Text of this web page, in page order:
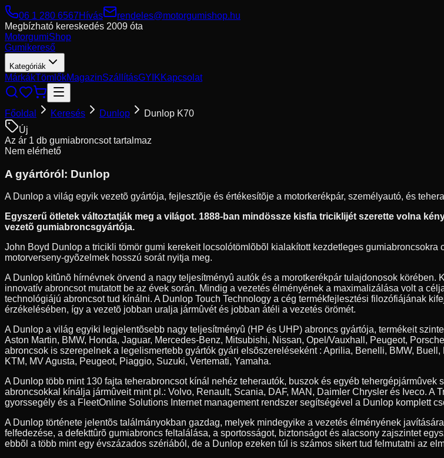
06 1 280 6567Hívás
rendeles@motorgumishop.hu
Megbízható kereskedés 2009 óta
MotorgumiShop
Gumikereső
Kategóriák
MárkákTömlőkMagazinSzállításGYIKKapcsolat
Főoldal Keresés Dunlop
Dunlop K70
Új
Az ár 1 db gumiabroncsot tartalmaz
Nem elérhető
A gyártóról: Dunlop
A Dunlop a világ egyik vezetõ gyártója, fejlesztõje és értékesítõje a motorkerékpár, személyautó, és
Egyszerű ötletek változtatják meg a világot. 1888-ban mindössze kisfia triciklijét szerette volna
vezetõ gumiabroncsgyártója.
John Boyd Dunlop a tricikli tömör gumi kerekeit locsolótömlõbõl kialakított kezdetleges
motorverseny-gyõzelmek hosszú sorát nyitja meg.
A Dunlop kitûnõ hírnévnek örvend a nagy teljesítményû autók és a morotkerékpár tulajdonosok
innovatív abroncsot mutatott be az évek során. Mindig a vezetés élményének a maximalizálása volt a
technológiájú abroncsot tud kínálni. A Dunlop Touch Technology a cég termékfejlesztési filozófiájának
érzékelésében, így a vezetõ jobban uralja jármûvét és jobban átéli a vezetés örömét.
A Dunlop a világ egyiki legjelentõsebb nagy teljesítményû (HP és UHP) abroncs gyártója, termékeit
Aston Martin, BMW, Honda, Jaguar, Mercedes-Benz, Mitsubishi, Nissan, Opel/Vauxhall, Peugeot,
abroncsok is szerepelnek a legelismertebb gyártók gyári elsõszereléseként : Aprilia, Benelli, BMW,
KTM, MV Agusta, Peugeot, Piaggio, Suzuki, Vertemati, Yamaha.
A Dunlop több mint 130 fajta teherabroncsot kínál nehéz teherautók, buszok és egyéb tehergépjármûvek
abroncsokkal kínálja jármûveit mint pl.: Volvo, Renault, Scania, DAF, MAN, Daimler Chrysler és Iveco. A
gyorssegély és a FleetOnline Solutions Internet management rendszer segítségével a Dunlop komplett
A Dunlop története jelentõs találmányokban gazdag, melyek mindegyike a vezetés élményének
felfedezése, a defekttûrõ gumiabroncs feltalálása, a sportosságot, biztonságot és alacsony zajszintet
ebbõl a több mint egy évszázados szériából, de a Dunlop ezeken túl is számos sikert tud felmutatni az